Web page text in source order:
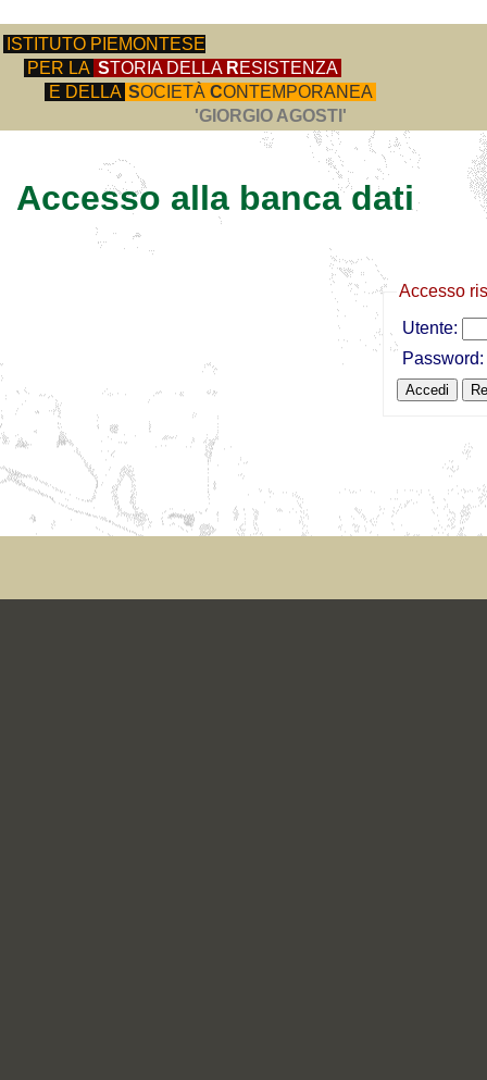
ISTITUTO PIEMONTESE
PER LA STORIA DELLA RESISTENZA
E DELLA SOCIETÀ CONTEMPORANEA
'GIORGIO AGOSTI'
Accesso alla banca dati
Accesso
Utente:
Password: